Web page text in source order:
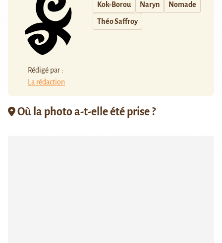
Rédigé par :
La rédaction
Kok-Borou Naryn Nomade
Théo Saffroy
Où la photo a-t-elle été prise ?